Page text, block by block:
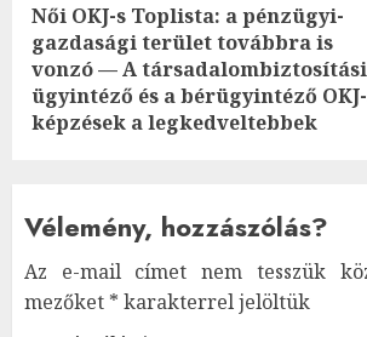
Next
post:
Női OKJ-s Toplista: a pénzügyi-
gazdasági terület továbbra is
vonzó — A társadalombiztosítási
ügyintéző és a bérügyintéző
képzések a legkedveltebbek
Vélemény, hozzászólás?
Az e-mail címet nem tesszük
mezőket * karakterrel jelöltük